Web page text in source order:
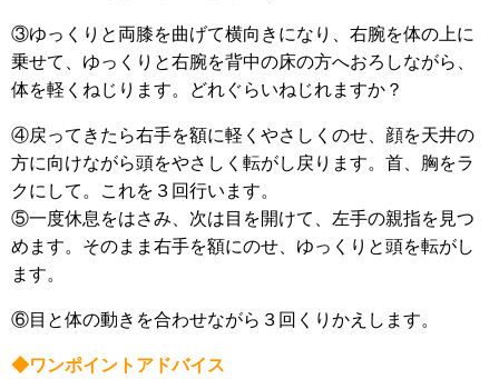
③ゆっくりと両膝を曲げて横向きになり、右腕を体の上に
乗せて、ゆっくりと右腕を背中の床の方へおろしながら、
体を軽くねじります。どれぐらいねじれますか？
④戻ってきたら右手を額に軽くやさしくのせ、顔を天井の
方に向けながら頭をやさしく転がし戻ります。首、胸をラ
クにして。これを３回行います。
⑤一度休息をはさみ、次は目を開けて、左手の親指を見つ
めます。そのまま右手を額にのせ、ゆっくりと頭を転がし
ます。
⑥目と体の動きを合わせながら３回くりかえします。
◆ワンポイントアドバイス